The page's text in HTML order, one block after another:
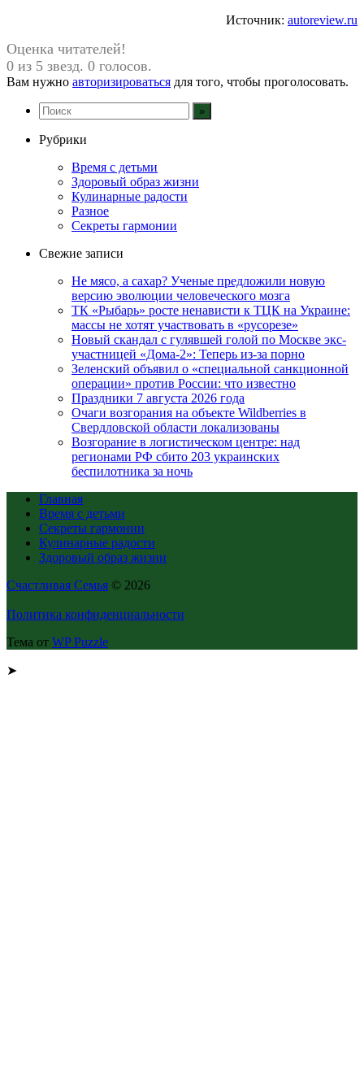
Источник: autoreview.ru
Оценка читателей!
0 из 5 звезд. 0 голосов.
Вам нужно авторизироваться для того, чтобы проголосовать.
Рубрики
Время с детьми
Здоровый образ жизни
Кулинарные радости
Разное
Секреты гармонии
Свежие записи
Не мясо, а сахар? Ученые предложили новую
версию эволюции человеческого мозга
ТК «Рыбарь» росте ненависти к ТЦК на Украине:
массы не хотят участвовать в «русорезе»
Новый скандал с гулявшей голой по Москве экс-
участницей «Дома-2»: Теперь из-за порно
Зеленский объявил о «специальной санкционной
операции» против России: что известно
Праздники 7 августа 2026 года
Очаги возгорания на объекте Wildberries в
Свердловской области локализованы
Возгорание в логистическом центре: над
регионами РФ сбито 203 украинских
беспилотника за ночь
Главная
Время с детьми
Секреты гармонии
Кулинарные радости
Здоровый образ жизни
Счастливая Семья © 2026
Политика конфиденциальности
Тема от WP Puzzle
➤